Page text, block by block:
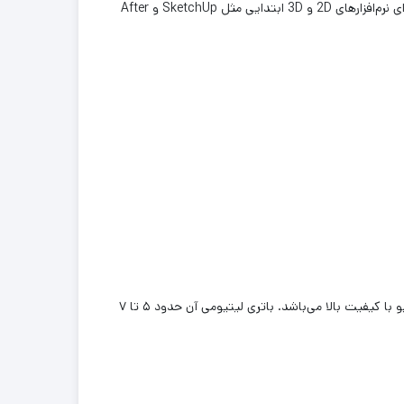
با پرفورمنس دو تا سه برابر بیشتر از UHD Graphics، برای کارهای نیمه‌حرفه‌ای گرافیکی، تدوین سبک، و اجرای نرم‌افزارهای 2D و 3D ابتدایی مثل SketchUp و After
وزن تقریبی دستگاه ۱.۷۴ کیلوگرم است. دارای بدنه مقاوم آلومینیومی، کیبورد با نور پس‌زمینه، حسگر اثر انگشت، وب‌کم HD، و بلندگوهای استریو با کیفیت بالا می‌باشد. باتری لیتیومی آن حدود ۵ تا ۷